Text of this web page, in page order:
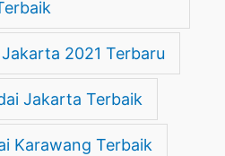
2021 Terbaru
Jakarta Terbaik
Karawang Terbaik